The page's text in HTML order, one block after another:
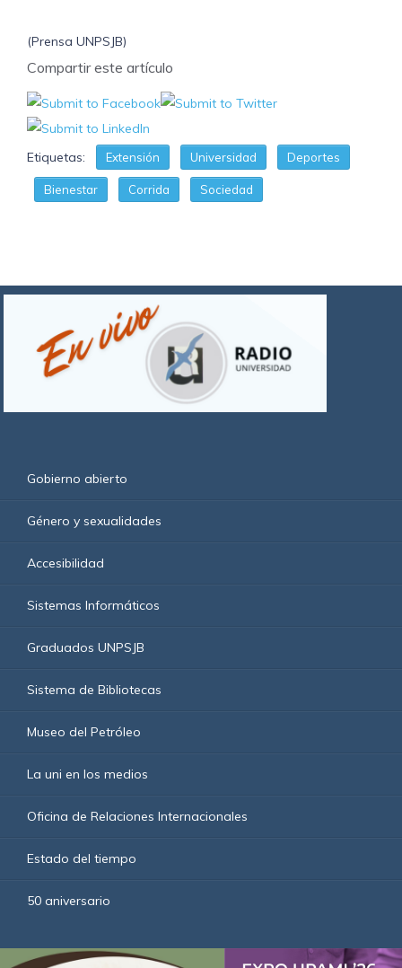
(Prensa UNPSJB)
Compartir este artículo
Etiquetas: Extensión Universidad Deportes
Bienestar Corrida Sociedad
Gobierno abierto
Género y sexualidades
Accesibilidad
Sistemas Informáticos
Graduados UNPSJB
Sistema de Bibliotecas
Museo del Petróleo
La uni en los medios
Oficina de Relaciones Internacionales
Estado del tiempo
50 aniversario